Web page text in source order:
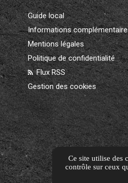
Guide local
Informations
Mentions légales
Politique de confidentialité
Flux RSS
Gestion des cookies
Ce site utilise des
contrôle sur ceux